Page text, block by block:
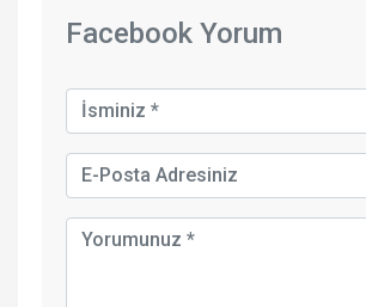
Facebook Yorum